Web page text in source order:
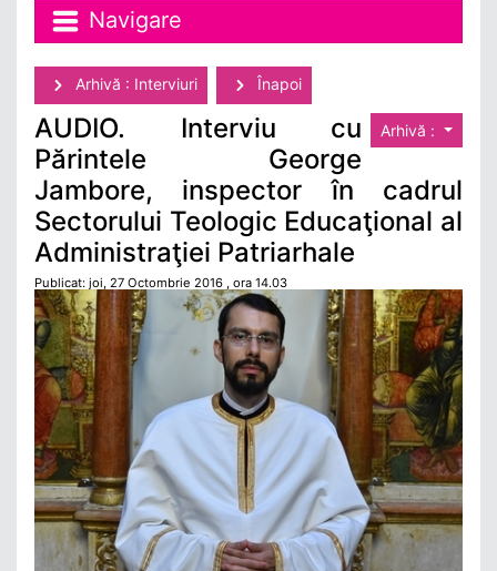
Navigare
Arhivă : Interviuri Înapoi
Arhivă :
AUDIO. Interviu cu
Părintele George
Jambore, inspector în cadrul
Sectorului Teologic Educaţional al
Administraţiei Patriarhale
Publicat: joi, 27 Octombrie 2016 , ora 14.03